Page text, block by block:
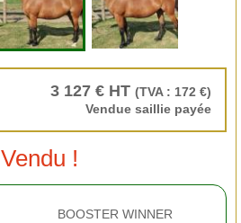
3 127 € HT (TVA : 172 €)
Vendue saillie payée
Vendu !
BOOSTER WINNER